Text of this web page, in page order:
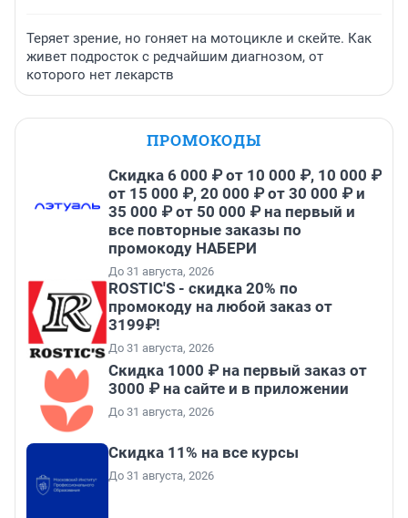
Теряет зрение, но гоняет на мотоцикле и скейте. Как
живет подросток с редчайшим диагнозом, от
которого нет лекарств
ПРОМОКОДЫ
Скидка 6 000 ₽ от 10 000 ₽, 10 000 ₽
от 15 000 ₽, 20 000 ₽ от 30 000 ₽ и
35 000 ₽ от 50 000 ₽ на первый и
все повторные заказы по
промокоду НАБЕРИ
До 31 августа, 2026
ROSTIC'S - скидка 20% по
промокоду на любой заказ от
3199₽!
До 31 августа, 2026
Скидка 1000 ₽ на первый заказ от
3000 ₽ на сайте и в приложении
До 31 августа, 2026
Скидка 11% на все курсы
До 31 августа, 2026